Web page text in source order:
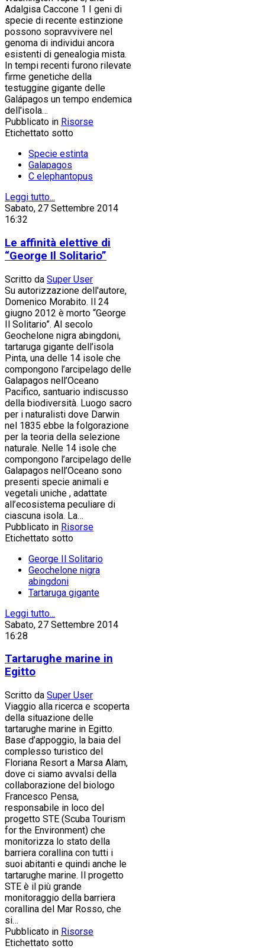
Adalgisa Caccone 1 I geni di
specie di recente estinzione
possono sopravvivere nel
genoma di individui ancora
esistenti di genealogia mista.
In tempi recenti furono rilevate
firme genetiche della
testuggine gigante delle
Galápagos un tempo endemica
dell'isola…
Pubblicato in Risorse
Etichettato sotto
Specie estinta
Galapagos
C elephantopus
Leggi tutto...
Sabato, 27 Settembre 2014
16:32
Le affinità elettive di
“George Il Solitario”
Scritto da Super User
Su autorizzazione dell'autore,
Domenico Morabito. Il 24
giugno 2012 è morto “George
Il Solitario”. Al secolo
Geochelone nigra abingdoni,
tartaruga gigante dell’isola
Pinta, una delle 14 isole che
compongono l’arcipelago delle
Galapagos nell’Oceano
Pacifico, santuario indiscusso
della biodiversità. Luogo sacro
per i naturalisti dove Darwin
nel 1835 ebbe la folgorazione
per la teoria della selezione
naturale. Nelle 14 isole che
compongono l’arcipelago delle
Galapagos nell’Oceano sono
presenti specie animali e
vegetali uniche , adattate
all’ecosistema peculiare di
ciascuna isola. La…
Pubblicato in Risorse
Etichettato sotto
George Il Solitario
Geochelone nigra
abingdoni
Tartaruga gigante
Leggi tutto...
Sabato, 27 Settembre 2014
16:28
Tartarughe marine in
Egitto
Scritto da Super User
Viaggio alla ricerca e scoperta
della situazione delle
tartarughe marine in Egitto.
Base d’appoggio, la baia del
complesso turistico del
Floriana Resort a Marsa Alam,
dove ci siamo avvalsi della
collaborazione del biologo
Francesco Pensa,
responsabile in loco del
progetto STE (Scuba Tourism
for the Environment) che
monitorizza lo stato della
barriera corallina con tutti i
suoi abitanti e quindi anche le
tartarughe marine. Il progetto
STE è il più grande
monitoraggio della barriera
corallina del Mar Rosso, che
si…
Pubblicato in Risorse
Etichettato sotto